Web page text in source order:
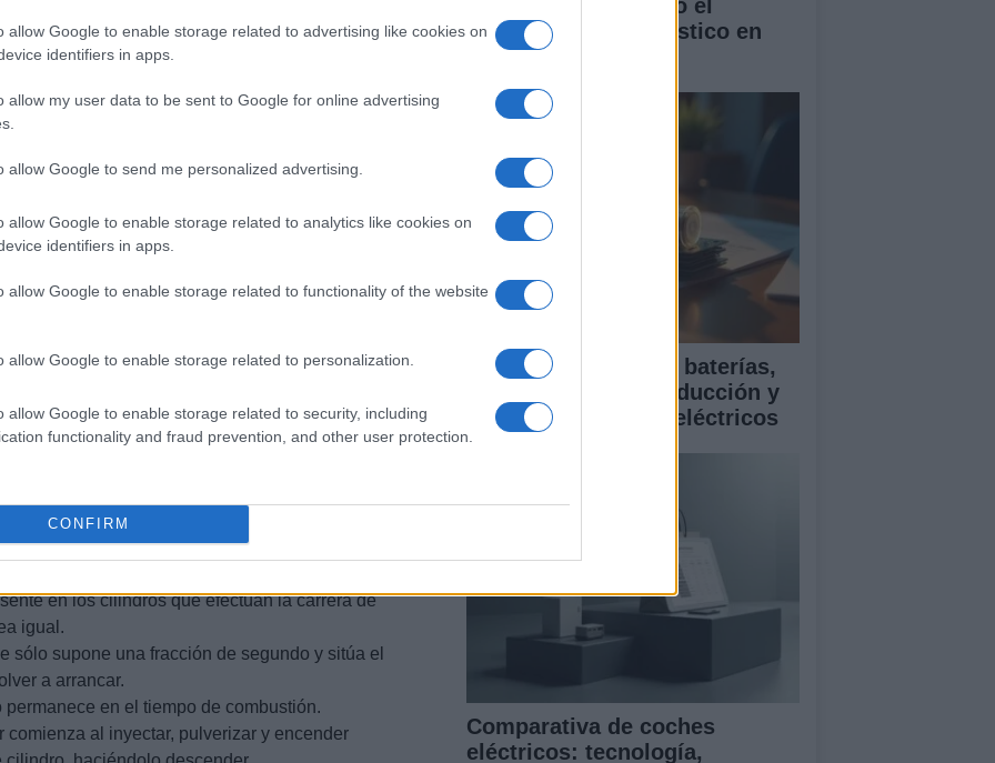
allow Google to enable storage related to advertising like cookies on
identifiers in apps.
allow my user data to be sent to Google for online advertising
allow Google to send me personalized advertising.
allow Google to enable storage related to analytics like cookies on
identifiers in apps.
allow Google to enable storage related to functionality of the website
allow Google to enable storage related to personalization.
allow Google to enable storage related to security, including
functionality and fraud prevention, and other user protection.
CONFIRM
convencional.
Mazda5de gasolinaGracias a este método se
y suave.
lógica de control del i-stop ha evolucionando y ahora
tiempo con el aire acondicionado encendido, de
puedan seguir funcionando con normalidad
en el salpicadero.
en los cilindros que efectúan la carrera de
igual.
sólo supone una fracción de segundo y sitúa el
a arrancar.
en el tiempo de combustión.
comienza al inyectar, pulverizar y encender
están transformando el
mercado automovilístico en
España
Guía para comparar baterías,
asistencias a la conducción y
garantía en coches eléctricos
Comparativa de coches
eléctricos: tecnología,